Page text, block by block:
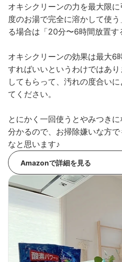
オキシクリーンの力を最大限
度のお湯で完全に溶かして使
る場合は「20分〜6時間放置す
オキシクリーンの効果は最大6
すればいいというわけではあ
してもらって、汚れの度合い
てください。
とにかく一回使うとやみつき
分かるので、お掃除嫌いな方
なと思います♪
Amazonで詳細を見る